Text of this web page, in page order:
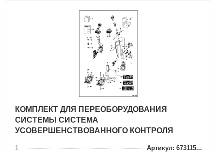
КОМПЛЕКТ ДЛЯ ПЕРЕОБОРУДОВАНИЯ
СИСТЕМЫ СИСТЕМА
УСОВЕРШЕНСТВОВАННОГО КОНТРОЛЯ
1
Артикул: 673115...